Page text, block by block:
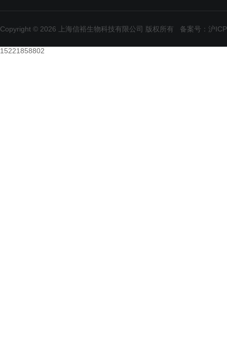
Copyright © 2026 上海信裕生物科技有限公司 版权所有 备案号：沪
15221858802